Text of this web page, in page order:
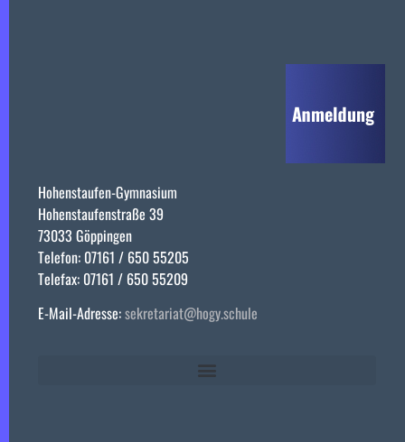
Hohenstaufen-Gymnasium
Hohenstaufenstraße 39
73033 Göppingen
Telefon: 07161 / 650 55205
Telefax: 07161 / 650 55209
E-Mail-Adresse:sekretariat@hogy.schule